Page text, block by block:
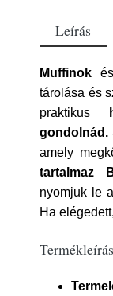
Leírás
Muffinok
tárolása és
praktikus
gondolnád.
amely
tartalmaz
nyomjuk le
Ha